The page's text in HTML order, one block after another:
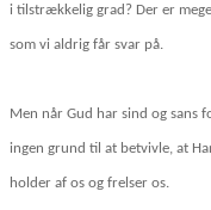
i tilstrækkelig grad? Der er
som vi aldrig får svar på.
Men når Gud har sind og sans
ingen grund til at betvivle, at
holder af os og frelser os.